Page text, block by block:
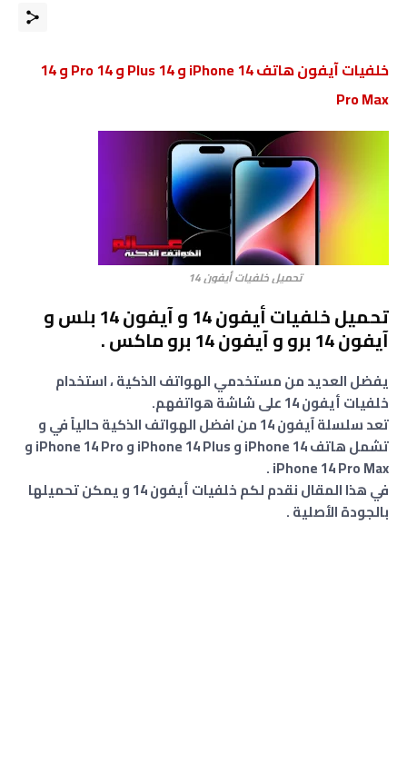
خلفيات آيفون هاتف iPhone 14 و 14 Plus و 14 Pro و 14
Pro Max
تحميل خلفيات أيفون 14
تحميل خلفيات أيفون 14 و آيفون 14 بلس و
آيفون 14 برو و آيفون 14 برو ماكس .
يفضل العديد من مستخدمي الهواتف الذكية ، استخدام
خلفيات أيفون 14 على شاشة هواتفهم.
تعد سلسلة آيفون 14 من افضل الهواتف الذكية حالياً في و
تشمل هاتف iPhone 14 و iPhone 14 Plus و iPhone 14 Pro و
iPhone 14 Pro Max .
في هذا المقال نقدم لكم خلفيات أيفون 14 و يمكن تحميلها
بالجودة الأصلية .